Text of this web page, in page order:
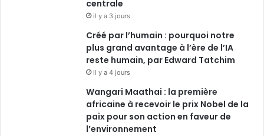
centrale
il y a 3 jours
Créé par l’humain : pourquoi notre
plus grand avantage à l’ère de l’IA
reste humain, par Edward Tatchim
il y a 4 jours
Wangari Maathai : la première
africaine à recevoir le prix Nobel de la
paix pour son action en faveur de
l’environnement